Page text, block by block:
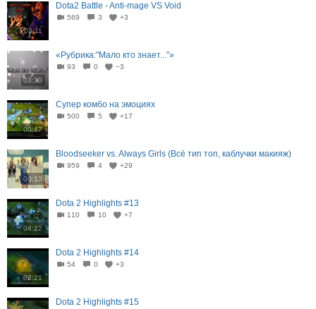
03:11
Dota2 Battle - Anti-mage VS Void
569 3 +3
03:30
«Рубрика:"Мало кто знает..."»
93 0 −3
00:47
Супер комбо на эмоциях
500 5 +17
00:13
Bloodseeker vs. Always Girls (Всё тип топ, каблучки макияж)
959 4 +29
04:22
Dota 2 Highlights #13
110 10 +7
02:21
Dota 2 Highlights #14
54 0 +3
Dota 2 Highlights #15